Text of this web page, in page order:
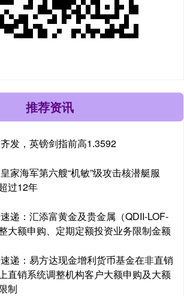
推荐资讯
发，英镑剑指前高1.3592
家海军第六艘“机敏”级攻击核潜艇服
过12年
递：汇添富黄金及贵金属（QDII-LOF-
大额申购、定期定额投资业务限制金额
递：易方达现金增利货币基金在非直销
直销系统调整机构客户大额申购及大额
制